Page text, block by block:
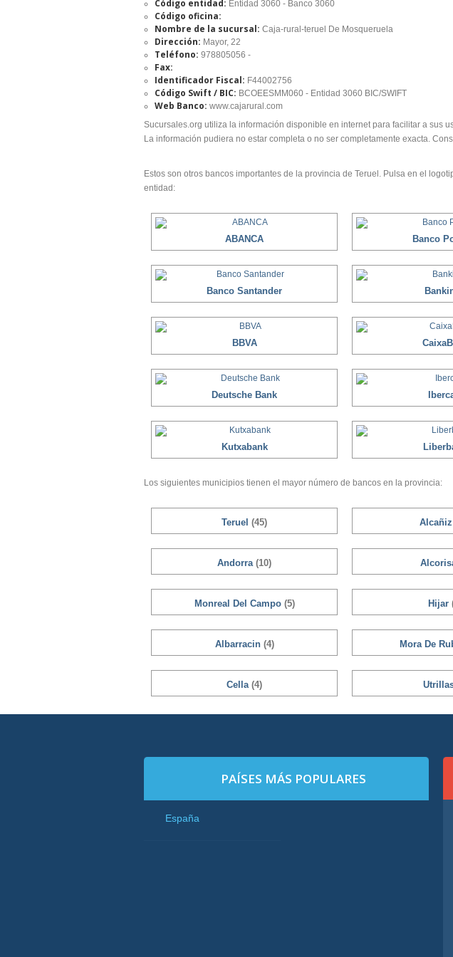
Código entidad: Entidad 3060 - Banco 3060
Código oficina:
Nombre de la sucursal: Caja-rural-teruel De Mosqueruela
Dirección: Mayor, 22
Teléfono: 978805056 -
Fax:
Identificador Fiscal: F44002756
Código Swift / BIC: BCOEESMM060 - Entidad 3060 BIC/SWIFT
Web Banco: www.cajarural.com
Sucursales.org utiliza la información disponible en internet para facilitar a sus
La información pudiera no estar completa o no ser completamente exacta.
Estos son otros bancos importantes de la provincia de Teruel. Pulsa en el
entidad:
ABANCA Banco
Banco Santander
BBVA
Deutsche Bank
Kutxabank
Los siguientes municipios tienen el mayor número de bancos en la provincia:
Teruel (45) Alcañiz
Andorra (10)
Monreal Del Campo (5) Hijar
Albarracin (4) Mora De
Cella (4)
PAÍSES MÁS POPULARES
España